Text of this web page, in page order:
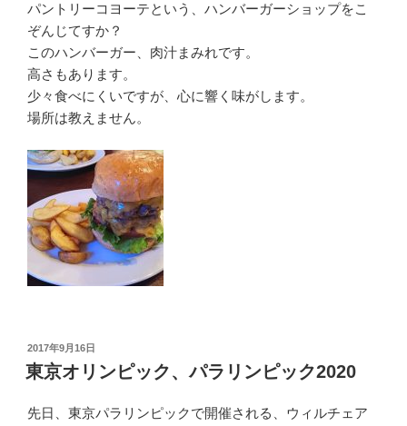
パントリーコヨーテという、ハンバーガーショップをこ
ぞんじてすか？
このハンバーガー、肉汁まみれです。
高さもあります。
少々食べにくいですが、心に響く味がします。
場所は教えません。
投
稿
日:
2017年9月16日
東京オリンピック、パラリンピック2020
先日、東京パラリンピックで開催される、ウィルチェア